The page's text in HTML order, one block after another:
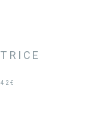
42€